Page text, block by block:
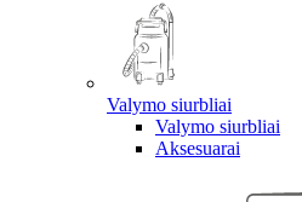
Valymo siurbliai
Valymo siurbliai
Aksesuarai